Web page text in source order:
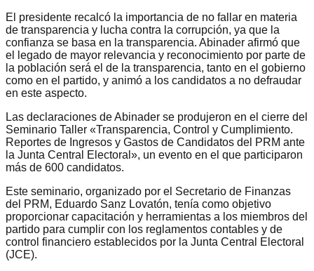
El presidente recalcó la importancia de no fallar en materia
de transparencia y lucha contra la corrupción, ya que la
confianza se basa en la transparencia. Abinader afirmó que
el legado de mayor relevancia y reconocimiento por parte de
la población será el de la transparencia, tanto en el gobierno
como en el partido, y animó a los candidatos a no defraudar
en este aspecto.
Las declaraciones de Abinader se produjeron en el cierre del
Seminario Taller «Transparencia, Control y Cumplimiento.
Reportes de Ingresos y Gastos de Candidatos del PRM ante
la Junta Central Electoral», un evento en el que participaron
más de 600 candidatos.
Este seminario, organizado por el Secretario de Finanzas
del PRM, Eduardo Sanz Lovatón, tenía como objetivo
proporcionar capacitación y herramientas a los miembros del
partido para cumplir con los reglamentos contables y de
control financiero establecidos por la Junta Central Electoral
(JCE).